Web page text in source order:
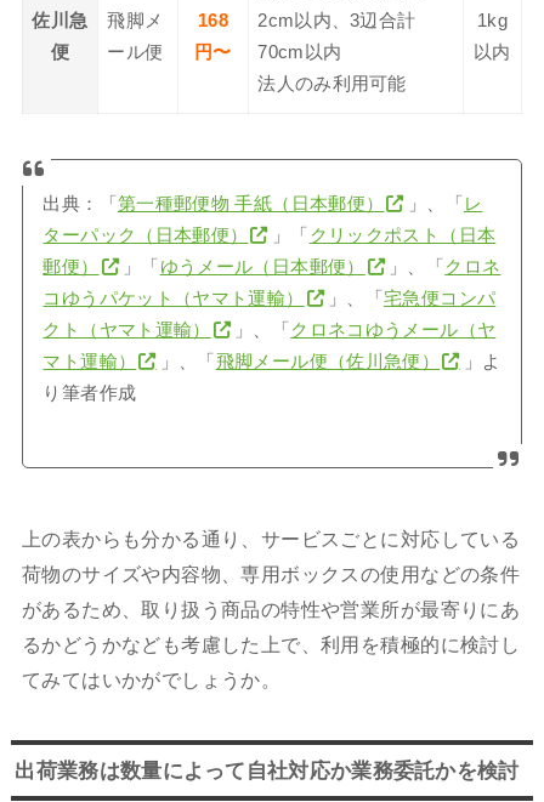
佐川急
便
飛脚メ
ール便
168
円〜
2cm以内、3辺合計
70cm以内
法人のみ利用可能
1kg
以内
出典：「 第一種郵便物 手紙（日本郵便） 」、「 レ
ターパック（日本郵便）
」「 クリックポスト（日本
郵便）
」「 ゆうメール（日本郵便） 」、「 クロネ
コゆうパケット（ヤマト運輸）
」、「宅急便コンパ
クト（ヤマト運輸）
」、「 クロネコゆうメール（ヤ
マト運輸）
」、「 飛脚メール便（佐川急便）
」よ
り筆者作成
上の表からも分かる通り、サービスごとに対応している
荷物のサイズや内容物、専用ボックスの使用などの条件
があるため、取り扱う商品の特性や営業所が最寄りにあ
るかどうかなども考慮した上で、利用を積極的に検討し
てみてはいかがでしょうか。
出荷業務は数量によって自社対応か業務委託かを検討